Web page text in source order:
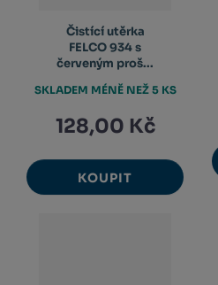
Čistící utěrka
FELCO 934 s
červeným proš...
128,00 Kč
KOUPIT
SKLADEM MÉNĚ NEŽ 5 KS